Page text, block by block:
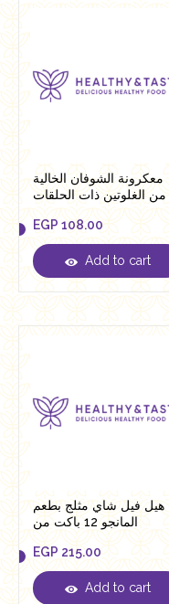
معكرونة الشوفان الخالية
من الغلوتين ذات الحلقات
الكبيرة من لينو 250 جرام
EGP 108.00
EGP 108.00
Add to cart
هيل فيل شاي مثلج بطعم
المانجو 12 باكت من
التوناهيلث
EGP 215.00
EGP 215.00
Add to cart